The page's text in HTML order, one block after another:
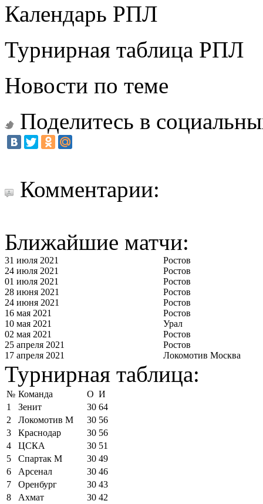
Календарь РПЛ
Турнирная таблица РПЛ
Новости по теме
Поделитесь в
Комментарии:
Ближайшие матчи:
31 июля 2021
Ростов
24 июля 2021
Ростов
01 июля 2021
Ростов
28 июня 2021
Ростов
24 июня 2021
Ростов
16 мая 2021
Ростов
10 мая 2021
Урал
02 мая 2021
Ростов
25 апреля 2021
Ростов
17 апреля 2021
Локомотив Москва
Турнирная таблица:
№ Команда О И
1
Зенит 30 64
2
Локомотив М 30 56
3
Краснодар 30 56
4
ЦСКА 30 51
5
Спартак М 30 49
6
Арсенал 30 46
7
Оренбург 30 43
8
Ахмат 30 42